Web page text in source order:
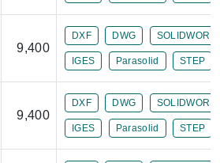
9,400
DXF DWG
IGES Parasolid STEP
9,400
DXF DWG
IGES Parasolid STEP